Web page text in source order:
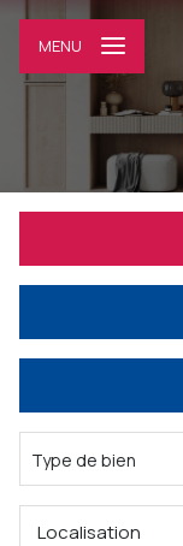
MENU
Professionnel
Professionnel
Type de bien
Localisation